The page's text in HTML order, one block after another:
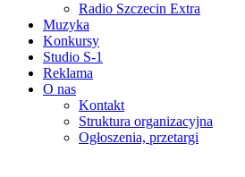
Radio Szczecin Extra
Muzyka
Konkursy
Studio S-1
Reklama
O nas
Kontakt
Struktura organizacyjna
Ogłoszenia, przetargi